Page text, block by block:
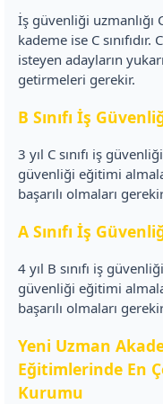
İş güvenliği uzmanlığı
kademe ise C
isteyen adayların
getirmeleri gerekir.
B Sınıfı İş
3 yıl C sınıfı iş
güvenliği eğitimi
başarılı olmaları
A Sınıfı İş
4 yıl B sınıfı iş
güvenliği eğitimi
başarılı olmaları
Yeni Uzman
Eğitimlerinde En
Kurumu